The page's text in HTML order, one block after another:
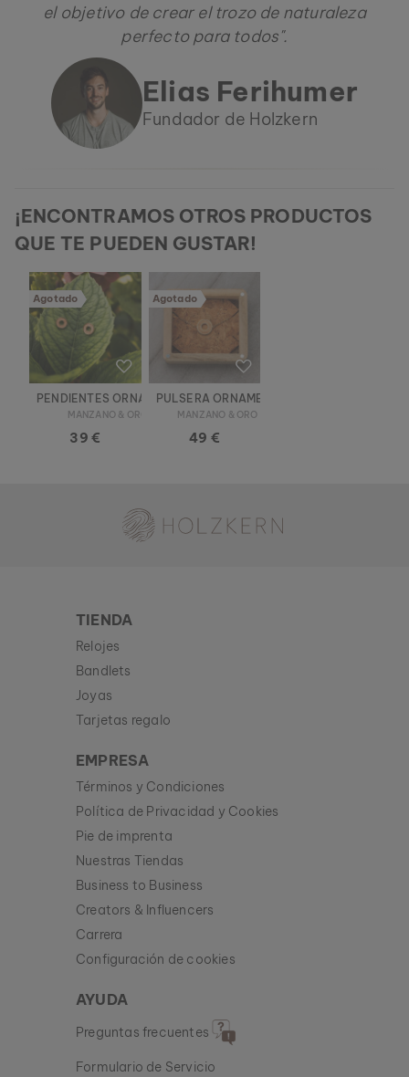
el objetivo de crear el trozo de naturaleza
perfecto para todos".
Elias Ferihumer
Fundador de Holzkern
¡ENCONTRAMOS OTROS PRODUCTOS
QUE TE PUEDEN GUSTAR!
Agotado
PENDIENTES ORNAMENT
MANZANO & ORO
39 €
Agotado
PULSERA ORNAMENT
MANZANO & ORO
49 €
TIENDA
Relojes
Bandlets
Joyas
Tarjetas regalo
EMPRESA
Términos y Condiciones
Política de Privacidad y Cookies
Pie de imprenta
Nuestras Tiendas
Business to Business
Creators & Influencers
Carrera
Configuración de cookies
AYUDA
Preguntas frecuentes
Formulario de Servicio